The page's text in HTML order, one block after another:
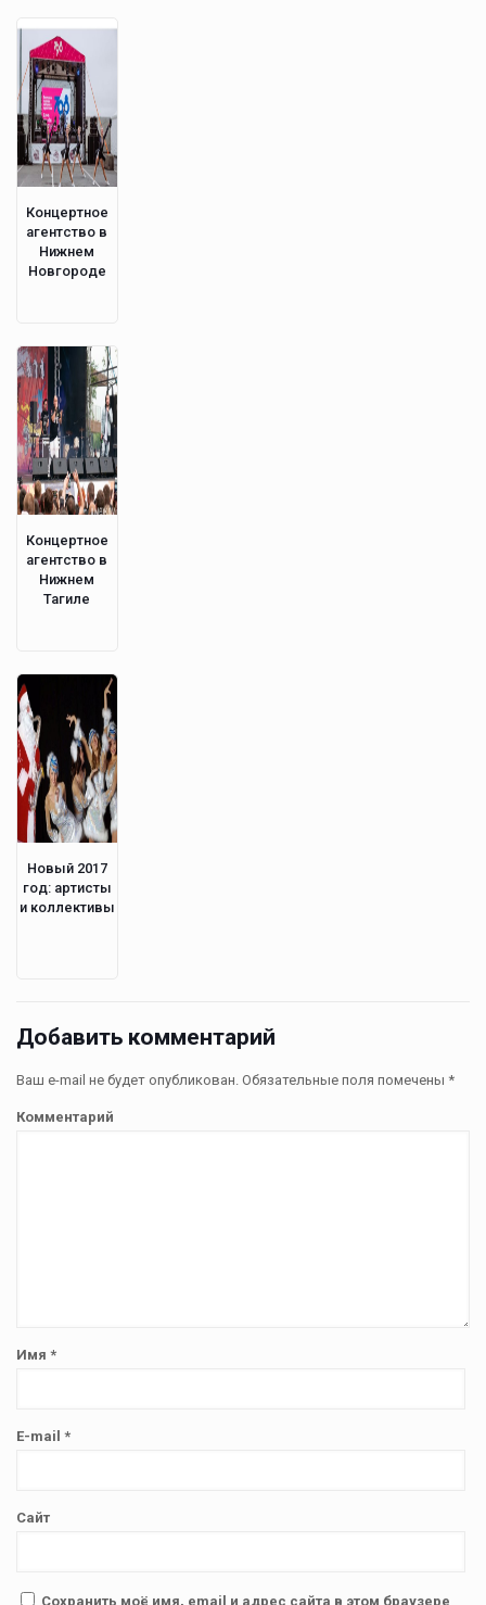
Концертное
агентство в
Нижнем
Новгороде
Концертное
агентство в
Нижнем
Тагиле
Новый 2017
год: артисты
и коллективы
Добавить комментарий
Ваш e-mail не будет опубликован. Обязательные поля помечены *
Комментарий
Имя *
E-mail *
Сайт
Сохранить моё имя, email и адрес сайта в этом браузере